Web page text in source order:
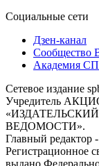
Социальные сети
Дзен-канал
Сообщество
Академия
Сетевое издание
Учредитель
ВЕДОМОСТИ».
Главный
Регистрационное